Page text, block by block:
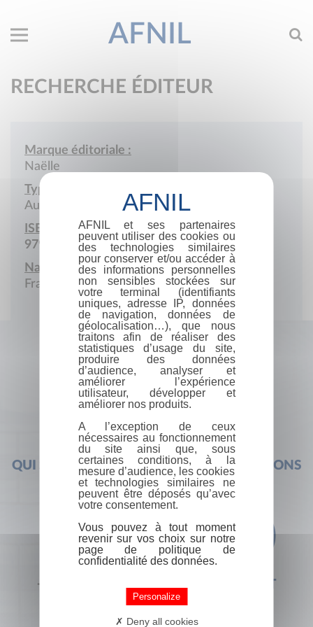
AFNIL
RECHERCHE ÉDITEUR
Marque éditoriale :
Naëlle
Type de société :
Auto-édition
ISBN :
979-10-977290
Nationalité :
France
QUI SOMMES-NOUS ? FOIRE AUX QUESTIONS
+33 (0) 1 44 41 29 19 CONTACT
AFNIL et ses partenaires
peuvent utiliser des cookies ou
des technologies similaires
pour conserver et/ou accéder à
des informations personnelles
non sensibles stockées sur
votre terminal (identifiants
uniques, adresse IP, données
de navigation, données de
géolocalisation…), que nous
traitons afin de réaliser des
statistiques d’usage du site,
produire des données
d’audience, analyser et
améliorer l’expérience
utilisateur, développer et
améliorer nos produits.
A l’exception de ceux
nécessaires au fonctionnement
du site ainsi que, sous
certaines conditions, à la
mesure d’audience, les cookies
et technologies similaires ne
peuvent être déposés qu’avec
votre consentement.
Vous pouvez à tout moment
revenir sur vos choix sur notre
page de politique de
confidentialité des données.
Personalize
Deny all cookies